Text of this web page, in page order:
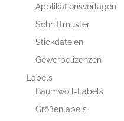
Applikationsvorlagen
Schnittmuster
Stickdateien
Gewerbelizenzen
Labels
Baumwoll-Labels
Größenlabels